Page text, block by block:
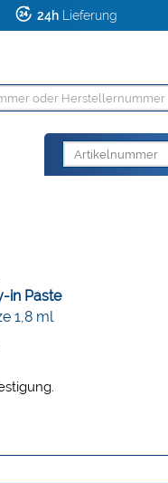
24h Lieferung
in Paste
1,8 ml